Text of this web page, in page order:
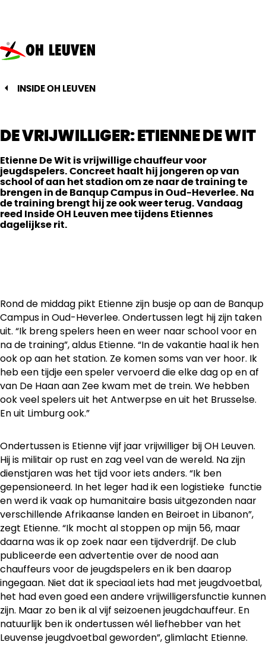
Oud-
Heverlee
Leuven
INSIDE OH LEUVEN
DE VRIJWILLIGER: ETIENNE DE WIT
Etienne De Wit is vrijwillige chauffeur voor
jeugdspelers. Concreet haalt hij jongeren op van
school of aan het stadion om ze naar de training te
brengen in de Banqup Campus in Oud-Heverlee. Na
de training brengt hij ze ook weer terug. Vandaag
reed Inside OH Leuven mee tijdens Etiennes
dagelijkse rit.
Rond de middag pikt Etienne zijn busje op aan de Banqup
Campus in Oud-Heverlee. Ondertussen legt hij zijn taken
uit. “Ik breng spelers heen en weer naar school voor en
na de training”, aldus Etienne. “In de vakantie haal ik hen
ook op aan het station. Ze komen soms van ver hoor. Ik
heb een tijdje een speler vervoerd die elke dag op en af
van De Haan aan Zee kwam met de trein. We hebben
ook veel spelers uit het Antwerpse en uit het Brusselse.
En uit Limburg ook.”
Ondertussen is Etienne vijf jaar vrijwilliger bij OH Leuven.
Hij is militair op rust en zag veel van de wereld. Na zijn
dienstjaren was het tijd voor iets anders. “Ik ben
gepensioneerd. In het leger had ik een logistieke functie
en werd ik vaak op humanitaire basis uitgezonden naar
verschillende Afrikaanse landen en Beiroet in Libanon”,
zegt Etienne. “Ik mocht al stoppen op mijn 56, maar
daarna was ik op zoek naar een tijdverdrijf. De club
publiceerde een advertentie over de nood aan
chauffeurs voor de jeugdspelers en ik ben daarop
ingegaan. Niet dat ik speciaal iets had met jeugdvoetbal,
het had even goed een andere vrijwilligersfunctie kunnen
zijn. Maar zo ben ik al vijf seizoenen jeugdchauffeur. En
natuurlijk ben ik ondertussen wél liefhebber van het
Leuvense jeugdvoetbal geworden”, glimlacht Etienne.